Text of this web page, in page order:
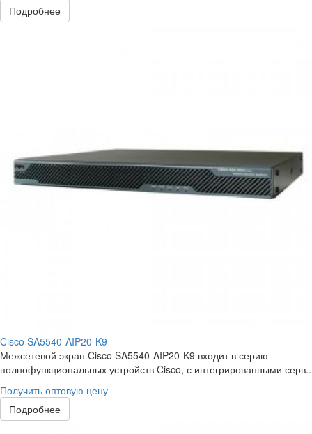
Подробнее
Cisco SA5540-AIP20-K9
Межсетевой экран Cisco SA5540-AIP20-K9 входит в серию
полнофункциональных устройств Cisco, с интегрированными серв..
Получить оптовую цену
Подробнее